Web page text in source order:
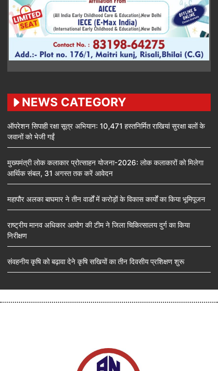
NEWS CATEGORY
ऑपरेशन सिपाही रक्षा सूत्र अभियान: 10,471 हस्तनिर्मित राखियां सुरक्षा बलों के
जवानों को भेजी गईं
मुख्यमंत्री लोक कलाकार प्रोत्साहन योजना-2026: लोक कलाकारों को मिलेगा
आर्थिक संबल, 31 अगस्त तक करें आवेदन
महापौर अलका बाघमार ने तीन वार्डों में करोड़ों के विकास कार्यों का किया भूमिपूजन
राष्ट्रीय मानव अधिकार आयोग की टीम ने जिला चिकित्सालय दुर्ग का किया
निरीक्षण
संवहनीय कृषि को बढ़ावा देने कृषि सखियों का तीन दिवसीय प्रशिक्षण शुरू